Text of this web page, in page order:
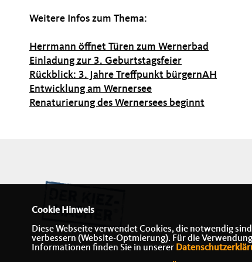
Weitere Infos zum Thema:
Herrmann öffnet Türen zum Wernerbad
Einladung zur 3. Geburtstagsfeier
Rückblick: 3. Jahre Treffpunkt bürgernAH
Entwicklung am Wernersee
Renaturierung des Wernersees beginnt
Cookie Hinweis
Diese Webseite verwendet Cookies, die notwendig
verbessern (Website-Optmierung). Für die
Informationen finden Sie in unserer